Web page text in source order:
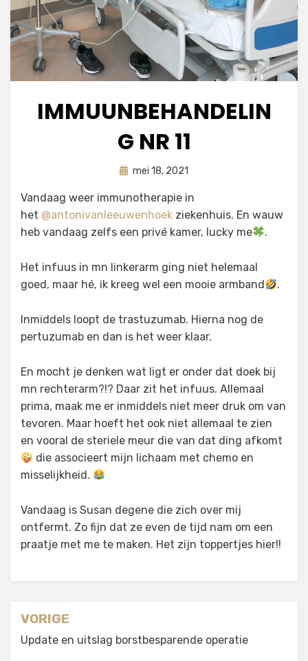
IMMUUNBEHANDELIN
G NR 11
doorastrid
Geplaatst
mei 18, 2021
Vandaag weer immunotherapie in
het @antonivanleeuwenhoek ziekenhuis. En wauw
heb vandaag zelfs een privé kamer, lucky me
.
Het infuus in mn linkerarm ging niet helemaal
goed, maar hé, ik kreeg wel een mooie armband
.
Inmiddels loopt de trastuzumab. Hierna nog de
pertuzumab en dan is het weer klaar.
En mocht je denken wat ligt er onder dat doek bij
mn rechterarm?!? Daar zit het infuus. Allemaal
prima, maak me er inmiddels niet meer druk om van
tevoren. Maar hoeft het ook niet allemaal te zien
en vooral de steriele meur die van dat ding afkomt
die associeert mijn lichaam met chemo en
misselijkheid.
Vandaag is Susan degene die zich over mij
ontfermt. Zo fijn dat ze even de tijd nam om een
praatje met me te maken. Het zijn toppertjes hier!!
Berichtnavigatie
VORIGE
Update en uitslag borstbesparende operatie